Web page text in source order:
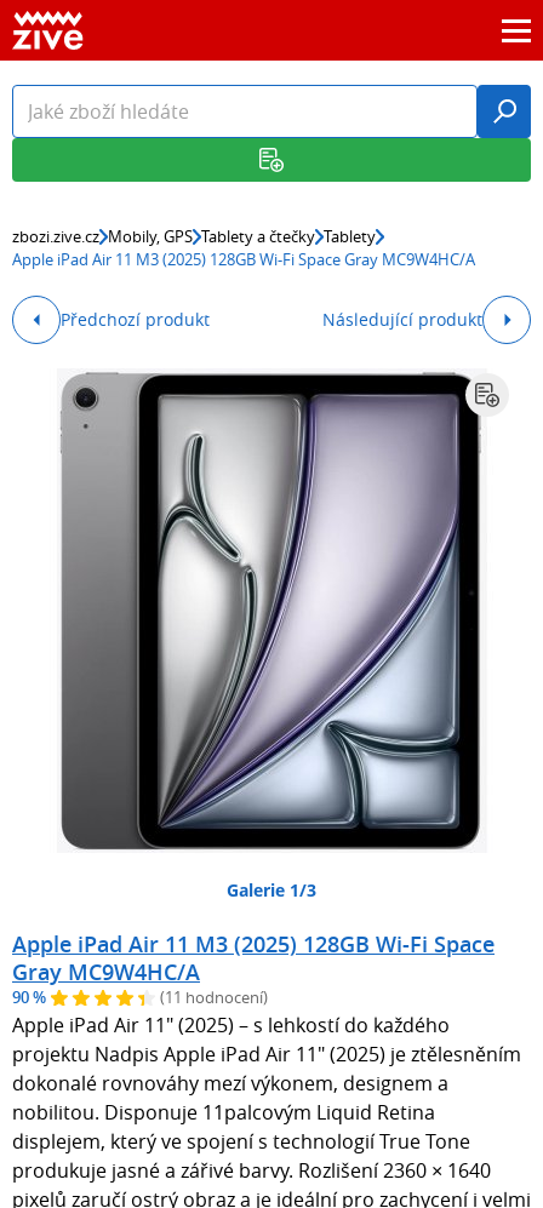
zbozi.zive.cz Mobily, GPS Tablety a čtečky Tablety
Apple iPad Air 11 M3 (2025) 128GB Wi-Fi Space Gray MC9W4HC/A
Předchozí produkt Následující produkt
Galerie 1/3
Apple iPad Air 11 M3 (2025) 128GB Wi-Fi Space
Gray MC9W4HC/A
90 % (11 hodnocení)
Apple iPad Air 11" (2025) – s lehkostí do každého
projektu Nadpis Apple iPad Air 11" (2025) je ztělesněním
dokonalé rovnováhy mezí výkonem, designem a
nobilitou. Disponuje 11palcovým Liquid Retina
displejem, který ve spojení s technologií True Tone
produkuje jasné a zářivé barvy. Rozlišení 2360 × 1640
pixelů zaručí ostrý obraz a je ideální pro zachycení i velmi